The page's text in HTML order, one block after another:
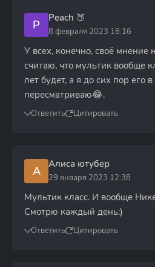
P Peach 🍑
8 февраля 2023 18:16
У всех, конечно, своё мнение
считаю, что мультик вообще
лет будет, а я до сих пор его
пересматриваю😂.
Ответить Цитировать
А Алиса ютубер
29 января 2023 12:38
Мультик класс. И вообще
Смотрю каждый день:)
Ответить Цитировать